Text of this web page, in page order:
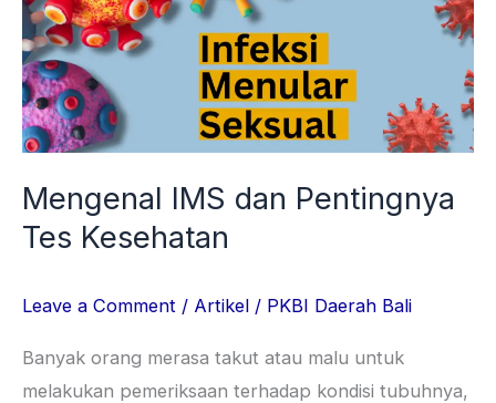
Mengenal IMS dan Pentingnya
Tes Kesehatan
Leave a Comment / Artikel / PKBI Daerah Bali
Banyak orang merasa takut atau malu untuk
melakukan pemeriksaan terhadap kondisi tubuhnya,
Pentingnya
Tes
Kesehatan